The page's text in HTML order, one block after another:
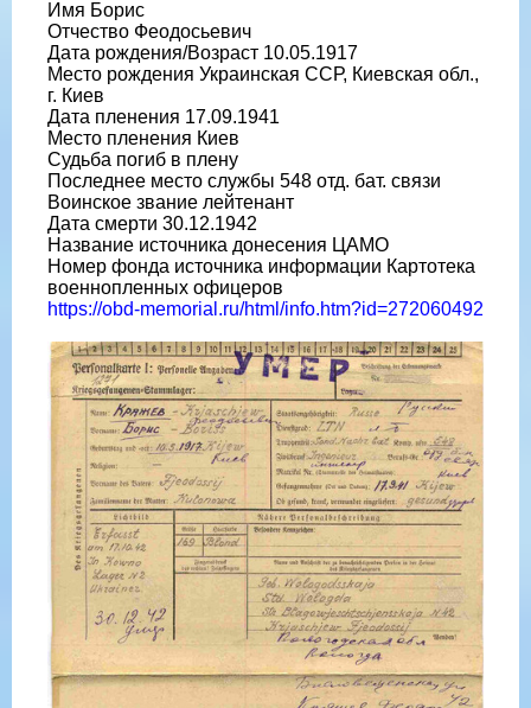
Имя Борис
Отчество Феодосьевич
Дата рождения/Возраст 10.05.1917
Место рождения Украинская ССР, Киевская обл.,
г. Киев
Дата пленения 17.09.1941
Место пленения Киев
Судьба погиб в плену
Последнее место службы 548 отд. бат. связи
Воинское звание лейтенант
Дата смерти 30.12.1942
Название источника донесения ЦАМО
Номер фонда источника информации Картотека
военнопленных офицеров
https://obd-memorial.ru/html/info.htm?id=272060492